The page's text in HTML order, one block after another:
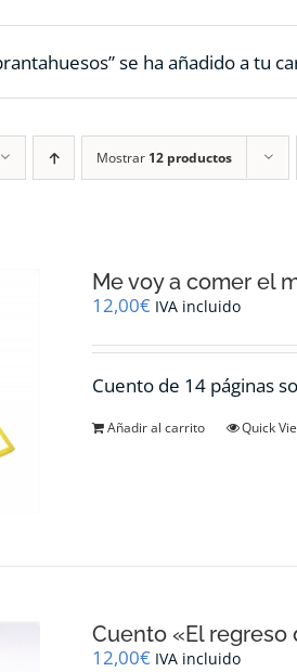
se ha añadido a tu
Mostrar 12 productos
Me voy a comer el
12,00€ IVA incluido
Cuento de 14 páginas
Añadir al carrito Quick
Cuento «El
12,00€ IVA incluido